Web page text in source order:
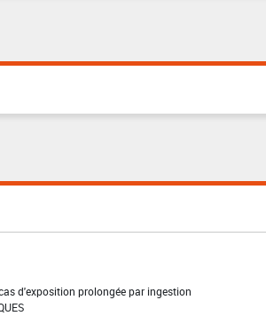
d'exposition prolongée par ingestion